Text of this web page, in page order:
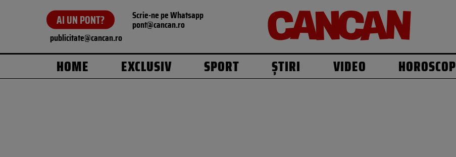
AI UN PONT? Scrie-ne pe Whatsapp
pont@cancan.ro
publicitate@cancan.ro
HOME EXCLUSIV SPORT ȘTIRI VIDEO HOROSCOP